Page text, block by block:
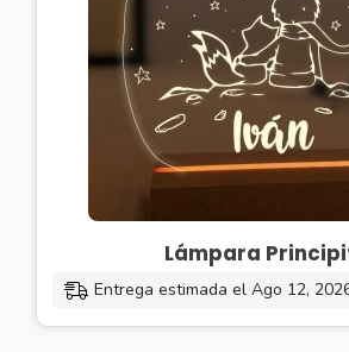
Lámpara
Entrega estimada el Ago 12,